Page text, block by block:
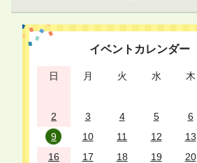
イベントカレンダー
日 月 火 水 木
2
3 4 5 6
9
10 11 12 13
16
17 18 19 20